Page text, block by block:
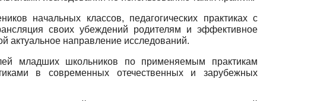
начальных классов, педагогических практиках с
своих убеждений родителям и эффективное
актуальное направление исследований.
младших школьников по применяемым практикам
в современных отечественных и зарубежных